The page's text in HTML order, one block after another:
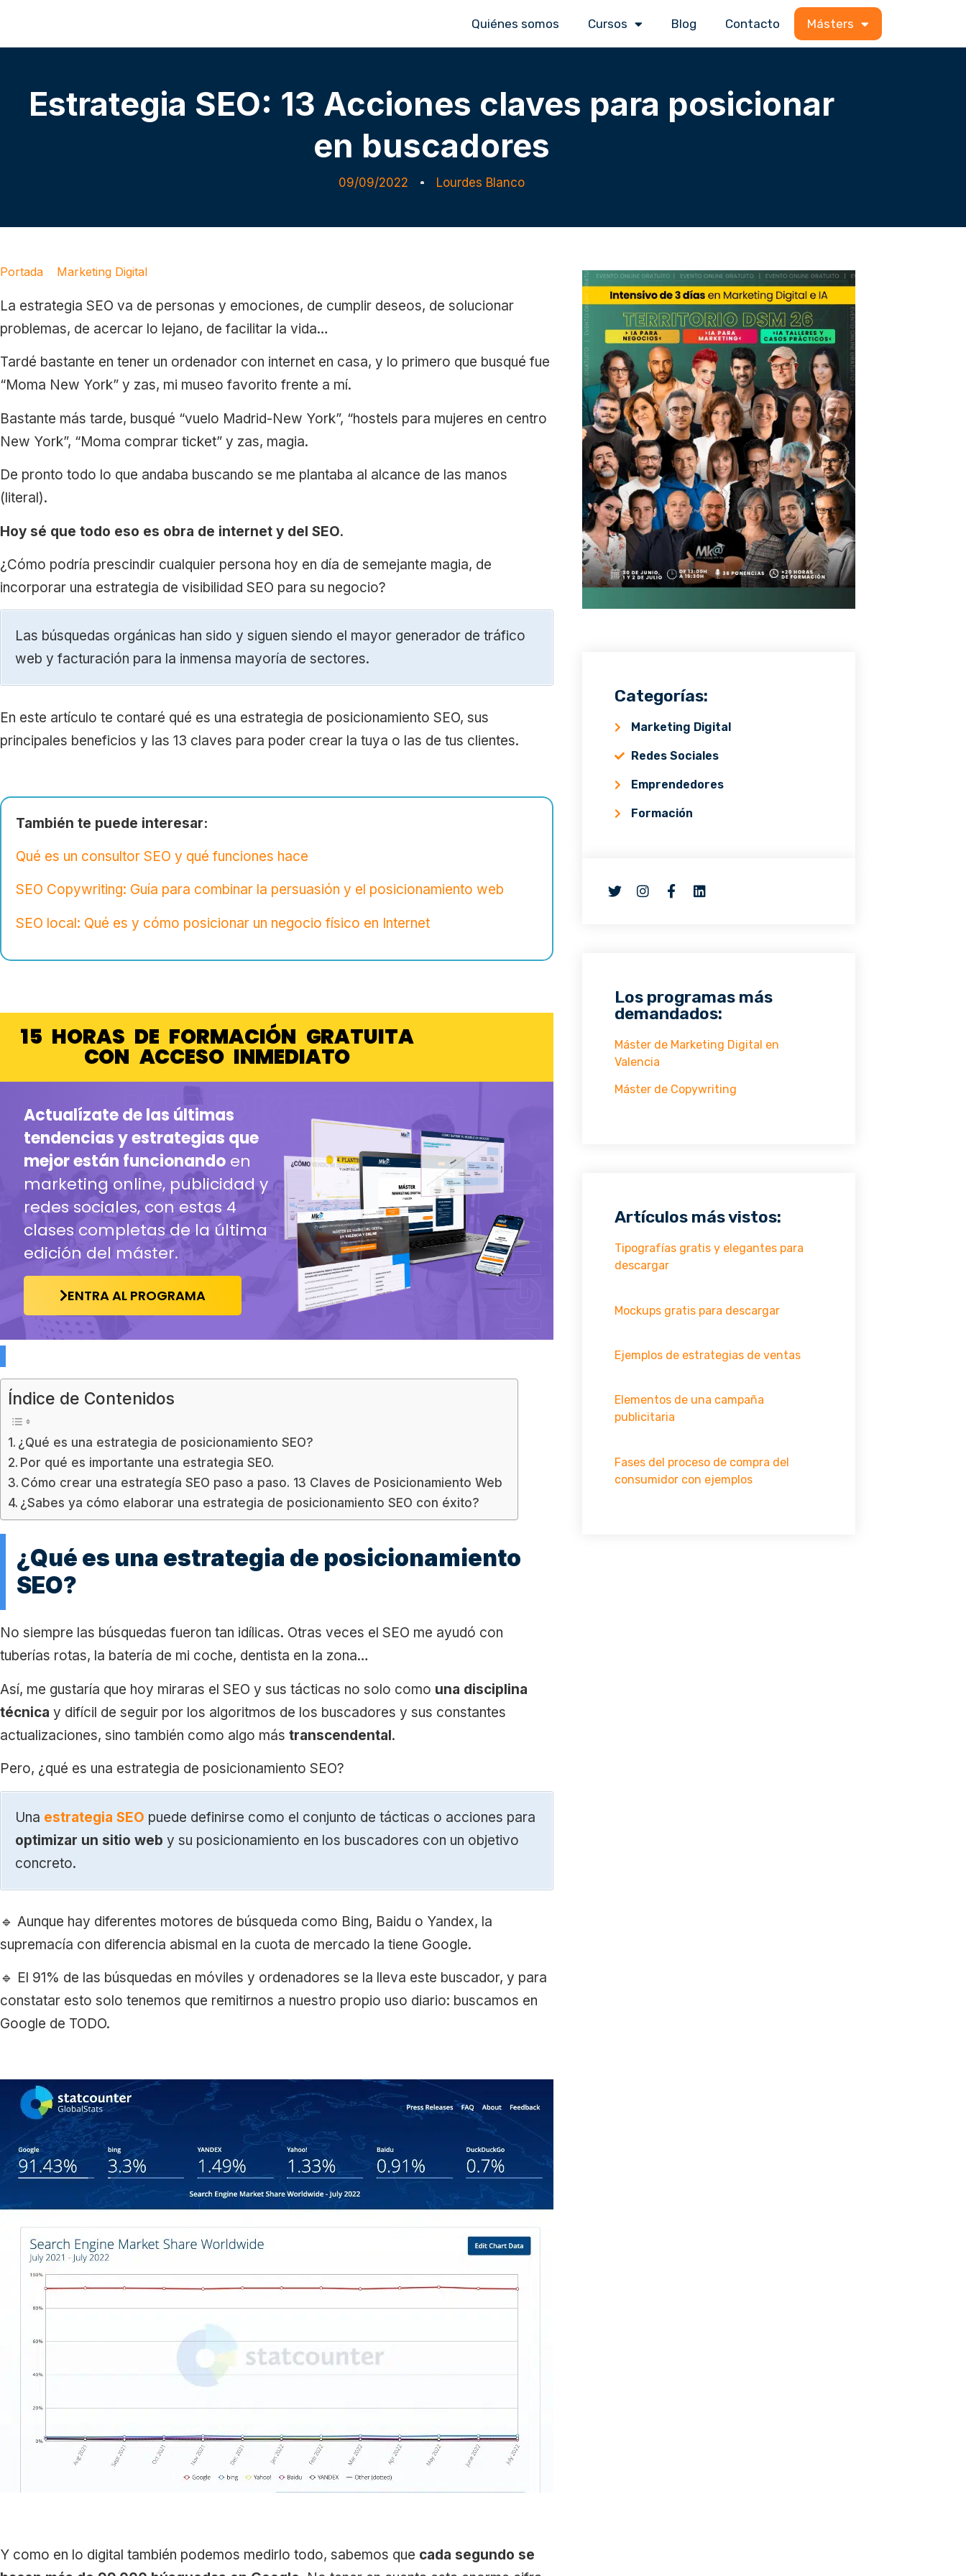
Quiénes somos Cursos Blog Contacto Másters
Estrategia SEO: 13 Acciones claves para posicionar
en buscadores
09/09/2022 Lourdes Blanco
Portada Marketing Digital
La estrategia SEO va de personas y emociones, de cumplir deseos, de solucionar
problemas, de acercar lo lejano, de facilitar la vida…
Tardé bastante en tener un ordenador con internet en casa, y lo primero que busqué fue
“Moma New York” y zas, mi museo favorito frente a mí.
Bastante más tarde, busqué “vuelo Madrid-New York”, “hostels para mujeres en centro
New York”, “Moma comprar ticket” y zas, magia.
De pronto todo lo que andaba buscando se me plantaba al alcance de las manos
(literal).
Hoy sé que todo eso es obra de internet y del SEO.
¿Cómo podría prescindir cualquier persona hoy en día de semejante magia, de
incorporar una estrategia de visibilidad SEO para su negocio?
Las búsquedas orgánicas han sido y siguen siendo el mayor generador de tráfico
web y facturación para la inmensa mayoría de sectores.
En este artículo te contaré qué es una estrategia de posicionamiento SEO, sus
principales beneficios y las 13 claves para poder crear la tuya o las de tus clientes.
También te puede interesar:
Qué es un consultor SEO y qué funciones hace
SEO Copywriting: Guía para combinar la persuasión y el posicionamiento web
SEO local: Qué es y cómo posicionar un negocio físico en Internet
15 HORAS DE FORMACIÓN GRATUITA
CON ACCESO INMEDIATO
Actualízate de las últimas
tendencias y estrategias que
mejor están funcionando en
marketing online, publicidad y
redes sociales, con estas 4
clases completas de la última
edición del máster.
ENTRA AL PROGRAMA
Índice de Contenidos
¿Qué es una estrategia de posicionamiento SEO?
Por qué es importante una estrategia SEO.
Cómo crear una estrategía SEO paso a paso. 13 Claves de Posicionamiento Web
¿Sabes ya cómo elaborar una estrategia de posicionamiento SEO con éxito?
¿Qué es una estrategia de posicionamiento
SEO?
No siempre las búsquedas fueron tan idílicas. Otras veces el SEO me ayudó con
tuberías rotas, la batería de mi coche, dentista en la zona…
Así, me gustaría que hoy miraras el SEO y sus tácticas no solo como una disciplina
técnica y difícil de seguir por los algoritmos de los buscadores y sus constantes
actualizaciones, sino también como algo más transcendental.
Pero, ¿qué es una estrategia de posicionamiento SEO?
Una estrategia SEO puede definirse como el conjunto de tácticas o acciones para
optimizar un sitio web y su posicionamiento en los buscadores con un objetivo
concreto.
🔹 Aunque hay diferentes motores de búsqueda como Bing, Baidu o Yandex, la
supremacía con diferencia abismal en la cuota de mercado la tiene Google.
🔹 El 91% de las búsquedas en móviles y ordenadores se la lleva este buscador, y para
constatar esto solo tenemos que remitirnos a nuestro propio uso diario: buscamos en
Google de TODO.
Y como en lo digital también podemos medirlo todo, sabemos que cada segundo se
Categorías:
Marketing Digital
Redes Sociales
Emprendedores
Formación
Los programas más
demandados:
Máster de Marketing Digital en
Valencia
Máster de Copywriting
Artículos más vistos:
Tipografías gratis y elegantes para
descargar
Mockups gratis para descargar
Ejemplos de estrategias de ventas
Elementos de una campaña
publicitaria
Fases del proceso de compra del
consumidor con ejemplos